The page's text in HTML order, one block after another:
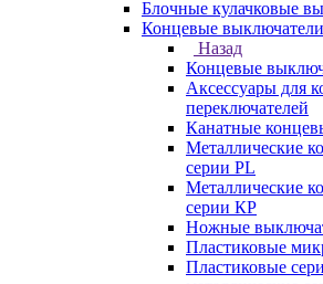
Блочные кулачковые
Концевые выключатели
Назад
Концевые
Аксессуары для
переключателей
Канатные
Металлические
серии PL
Металлические
серии КP
Ножные
Пластиковые
Пластиковые